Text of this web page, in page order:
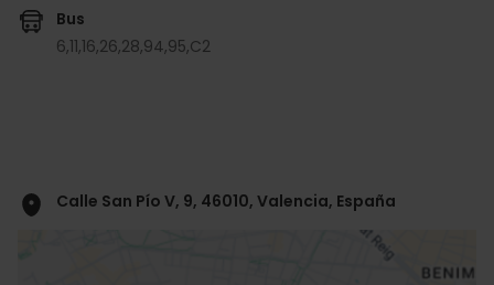
Bus
6,11,16,26,28,94,95,C2
Calle San Pío V, 9, 46010, Valencia, España